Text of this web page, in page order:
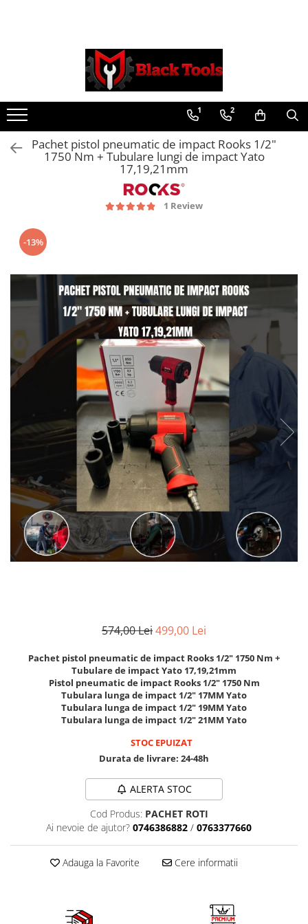
Scule Service Auto
Chei Si Truse De Chei
Chei combinate
Chei Combinate Cu Clichet
Chei Cotite
Clesti pentru sigurante
Clesti reglabili pentru tevi
Clesti service auto
Clesti universali
Clima/Aer conditionat
Cricuri cutie viteze
Dispozitive de sablat & accesorii
Dispozitive spalat piese
Dulapuri Bancuri Carucioare
Bancuri de lucru
Carucioare pentru marfa
Cutii pentru scule
Dulapuri echipate
Dulapuri pentru scule
Module scule
Echipamente De Sudura
Aparate taiere cu plasma
Autogen
Tig-Wig
Pompe si Cilindri Hidraulici
Prese pentru arcuri
Redresoare,Roboti Pornire,Cabluri
Recuperatoare de ulei
Scule Ajutatoare
Scule De Mana si Unelte
1 2
Pachet pistol pneumatic de impact Rooks 1/2"
1750 Nm + Tubulare lungi de impact Yato
17,19,21mm
1 Review
-13%
574,00 Lei499,00 Lei
Pachet pistol pneumatic de impact Rooks 1/2" 1750 Nm +
Tubulare de impact Yato 17,19,21mm
Pistol pneumatic de impact Rooks 1/2" 1750 Nm
Tubulara lunga de impact 1/2" 17MM Yato
Tubulara lunga de impact 1/2" 19MM Yato
Tubulara lunga de impact 1/2" 21MM Yato
STOC EPUIZAT
Durata de livrare: 24-48h
ALERTA STOC
Cod Produs: PACHET ROTI
Ai nevoie de ajutor? 0746386882 / 0763377660
Adauga la Favorite Cere informatii